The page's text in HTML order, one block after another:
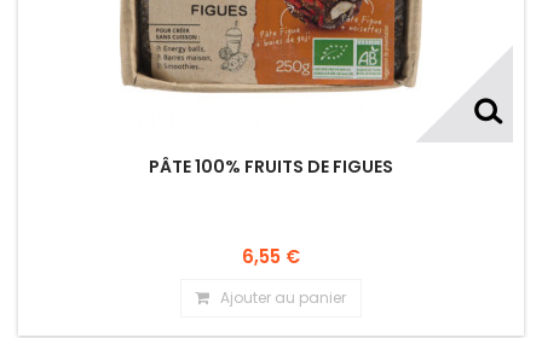
PÂTE 100% FRUITS DE FIGUES
6,55 €
Ajouter au panier